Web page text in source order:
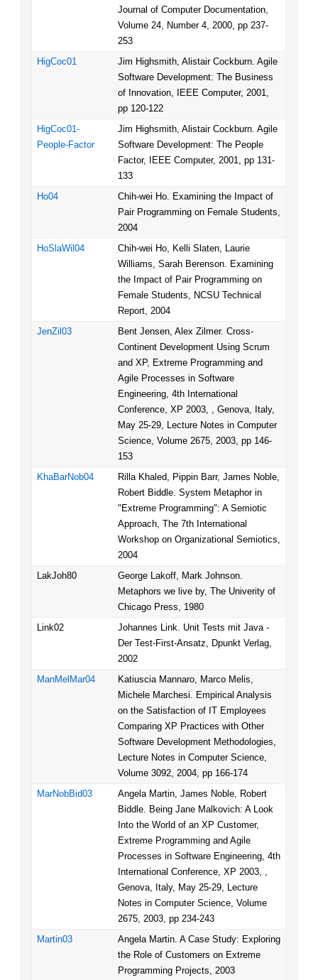
Journal of Computer Documentation,
Volume 24, Number 4, 2000, pp 237-
253
HigCoc01
Jim Highsmith, Alistair Cockburn. Agile
Software Development: The Business
of Innovation, IEEE Computer, 2001,
pp 120-122
HigCoc01-
People-Factor
Jim Highsmith, Alistair Cockburn. Agile
Software Development: The People
Factor, IEEE Computer, 2001, pp 131-
133
Ho04
Chih-wei Ho. Examining the Impact of
Pair Programming on Female Students,
2004
HoSlaWil04
Chih-wei Ho, Kelli Slaten, Laurie
Williams, Sarah Berenson. Examining
the Impact of Pair Programming on
Female Students, NCSU Technical
Report, 2004
JenZil03
Bent Jensen, Alex Zilmer. Cross-
Continent Development Using Scrum
and XP, Extreme Programming and
Agile Processes in Software
Engineering, 4th International
Conference, XP 2003, , Genova, Italy,
May 25-29, Lecture Notes in Computer
Science, Volume 2675, 2003, pp 146-
153
KhaBarNob04
Rilla Khaled, Pippin Barr, James Noble,
Robert Biddle. System Metaphor in
"Extreme Programming": A Semiotic
Approach, The 7th International
Workshop on Organizational Semiotics,
2004
LakJoh80
George Lakoff, Mark Johnson.
Metaphors we live by, The Univerity of
Chicago Press, 1980
Link02
Johannes Link. Unit Tests mit Java -
Der Test-First-Ansatz, Dpunkt Verlag,
2002
ManMelMar04
Katiuscia Mannaro, Marco Melis,
Michele Marchesi. Empirical Analysis
on the Satisfaction of IT Employees
Comparing XP Practices with Other
Software Development Methodologies,
Lecture Notes in Computer Science,
Volume 3092, 2004, pp 166-174
MarNobBid03
Angela Martin, James Noble, Robert
Biddle. Being Jane Malkovich: A Look
Into the World of an XP Customer,
Extreme Programming and Agile
Processes in Software Engineering, 4th
International Conference, XP 2003, ,
Genova, Italy, May 25-29, Lecture
Notes in Computer Science, Volume
2675, 2003, pp 234-243
Martin03
Angela Martin. A Case Study: Exploring
the Role of Customers on Extreme
Programming Projects, 2003